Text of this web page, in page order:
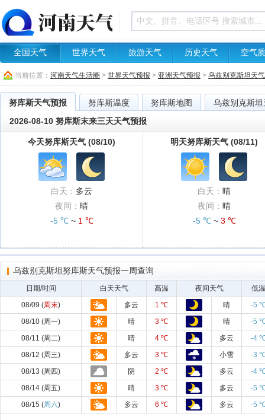
全国天气 世界天气 旅游天气 历史天气 空气
当前位置： 河南天气生活圈 > 世界天气预报 > 亚洲天气预报 > 乌兹别克斯坦天
努库斯天气预报 努库斯温度 努库斯地图
乌兹别克斯坦
2026-08-10 努库斯末来三天天气预报
今天努库斯天气 (08/10)
白天： 多云
夜间： 晴
-5 ℃~ 1 ℃
明天努库斯天气 (08/11)
白天： 晴
夜间： 晴
-5 ℃~ 3 ℃
乌兹别克斯坦努库斯天气预报一周查询
日期/时间 白天天气 高温 夜间天气
低温
08/09 (周末) 多云 1 ℃ 晴
-5
08/10 (周一)
晴 3 ℃ 晴
-5
08/11 (周二)
晴 4 ℃ 多云
-4
08/12 (周三)
多云 3 ℃ 小雪
-3
08/13 (周四)
阴 2 ℃ 多云
-4
08/14 (周五)
晴 3 ℃ 多云
-5
08/15 (周六) 多云 6 ℃ 多云 -5